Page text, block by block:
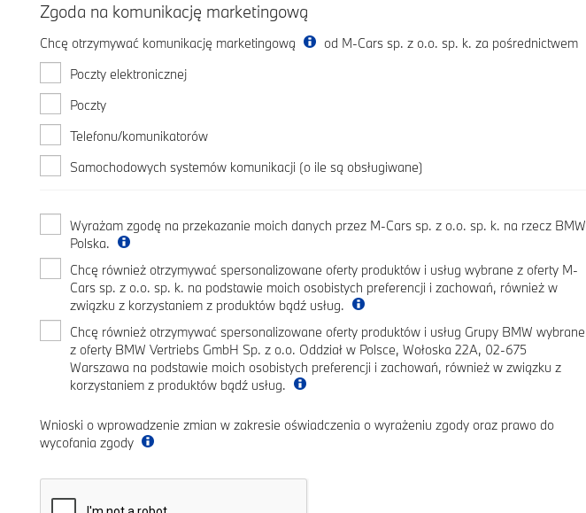
Zgoda na komunikację marketingową
Chcę otrzymywać komunikację marketingową
od M-Cars sp. z o.o. sp. k. za pośrednictwem
Poczty elektronicznej
Poczty
Telefonu/komunikatorów
Samochodowych systemów komunikacji (o ile są obsługiwane)
Wyrażam zgodę na przekazanie moich danych przez M-Cars sp. z o.o. sp. k. na rzecz BMW
Polska.
Chcę również otrzymywać spersonalizowane oferty produktów i usług wybrane z oferty M-
Cars sp. z o.o. sp. k. na podstawie moich osobistych preferencji i zachowań, również w
związku z korzystaniem z produktów bądź usług.
Chcę również otrzymywać spersonalizowane oferty produktów i usług Grupy BMW wybrane
z oferty BMW Vertriebs GmbH Sp. z o.o. Oddział w Polsce, Wołoska 22A, 02-675
Warszawa na podstawie moich osobistych preferencji i zachowań, również w związku z
korzystaniem z produktów bądź usług.
Wnioski o wprowadzenie zmian w zakresie oświadczenia o wyrażeniu zgody oraz prawo do
wycofania zgody